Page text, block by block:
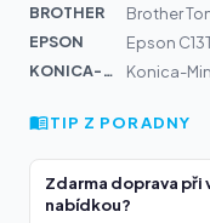
BROTHER
Brother
EPSON
Epson
KONICA-MIN...
Konica-
TIP Z PORADNY
Zdarma doprava při
nabídkou?